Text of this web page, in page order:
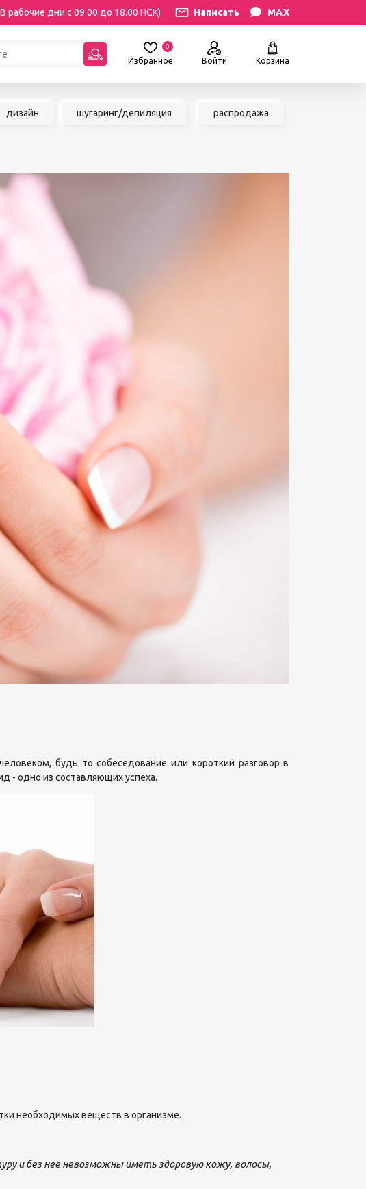
рабочие дни с 09.00 до 18.00 НСК) Написать MAX
Избранное
0
Войти Корзина
категориям:
ресниц
ДЕПИЛЯЦИЯ
для депиляции
материалы для
Уход за руками и ногами
дизайн шугаринг/депиляция распродажа
будь то собеседование или короткий разговор в
- одно из составляющих успеха.
необходимых веществ в организме.
и без нее невозможны иметь здоровую кожу, волосы,